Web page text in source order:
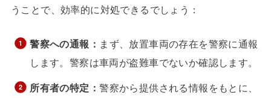
うことで、効率的に対処できるでしょう：
警察への通報： まず、放置車両の存在を警察に通報
します。警察は車両が盗難車でないか確認します。
所有者の特定：警察から提供される情報をもとに、